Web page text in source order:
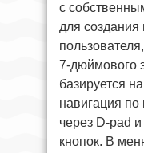
с
для
7-дюймового
базируется
навигация по
через D-pad
кнопок. В